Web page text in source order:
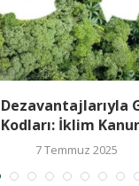
Kodları: İklim
7 Temmuz 2025